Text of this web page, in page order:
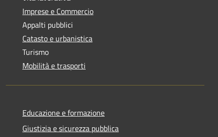
Imprese e Commercio
Appalti pubblici
Catasto e urbanistica
Turismo
Mobilità e trasporti
Educazione e formazione
Giustizia e sicurezza pubblica